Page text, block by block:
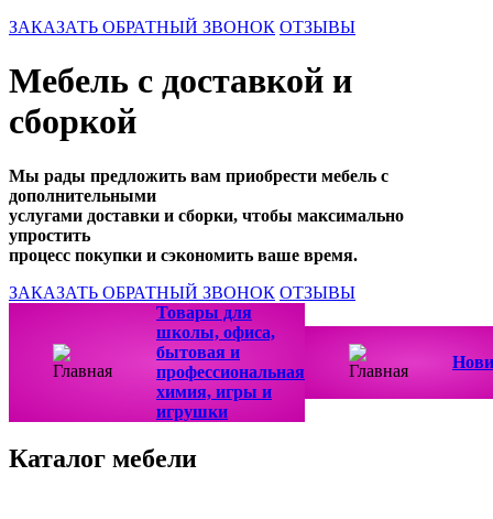
ЗАКАЗАТЬ ОБРАТНЫЙ ЗВОНОК ОТЗЫВЫ
Мебель с доставкой и
сборкой
Мы рады предложить вам приобрести мебель с
дополнительными
услугами доставки и сборки, чтобы максимально
упростить
процесс покупки и сэкономить ваше время.
ЗАКАЗАТЬ ОБРАТНЫЙ ЗВОНОК ОТЗЫВЫ
Товары для
школы, офиса,
бытовая и
профессиональная
химия, игры и
игрушки
Каталог мебели